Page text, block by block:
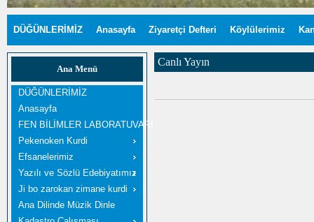
DÜĞÜNLERİMİZ Anasayfa Ziyaretçi Defteri Köylülerimiz
Ana Menü
DÜĞÜNLERİMİZ
Anasayfa
FEN BİLİMLER LABORATUVARI
Pekenoken Kurdi
Efsanelerimiz
Yazılı ve Sözlü Edebiyatımız
Ji bo zarokan zimane kurdi
Ana Dilinde Müzik Dinle
Canlı Yayın